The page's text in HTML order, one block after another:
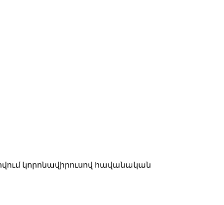
կորոնավիրուսով հավանական